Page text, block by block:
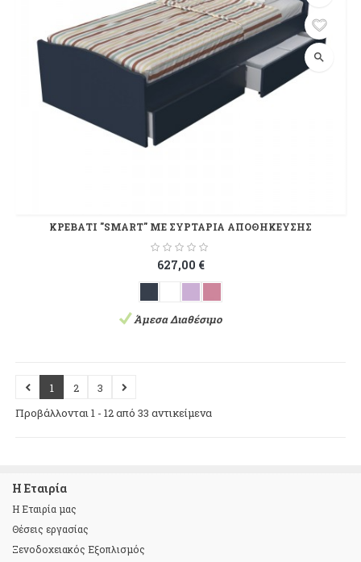
search
ΚΡΕΒΑΤΙ "SMART" ΜΕ ΣΥΡΤΑΡΙΑ ΑΠΟΘΗΚΕΥΣΗΣ
627,00 €
Άμεσα Διαθέσιμο
1 2
3
Προβάλλονται 1 - 12 από 33 αντικείμενα
Η Εταιρία
Η Εταιρία μας
Θέσεις εργασίας
Ξενοδοχειακός Εξοπλισμός